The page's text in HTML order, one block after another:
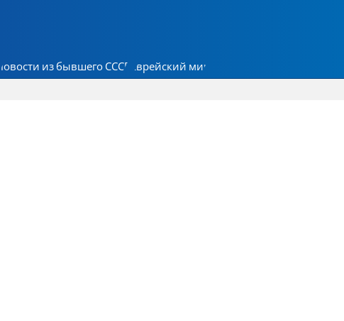
Новости из бывшего СССР Еврейский мир